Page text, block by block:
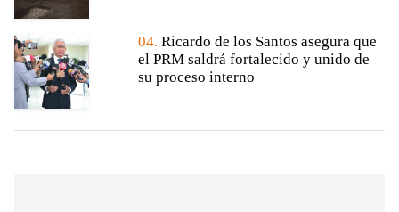
04. Ricardo de los Santos asegura que
el PRM saldrá fortalecido y unido de
su proceso interno